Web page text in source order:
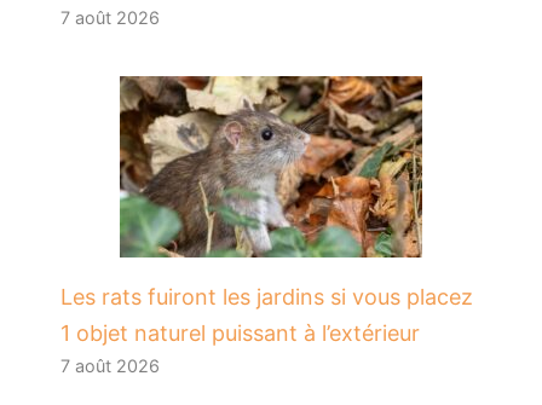
7 août 2026
Les rats fuiront les jardins si vous placez
1 objet naturel puissant à l’extérieur
7 août 2026